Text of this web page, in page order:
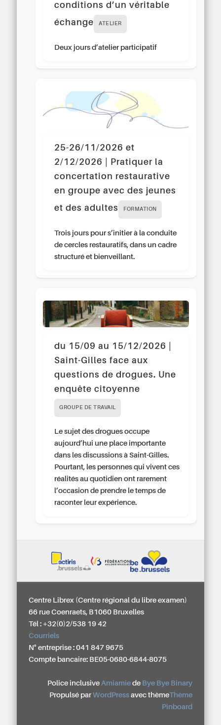
conditions d’un véritable
échange
ATELIER
Deux jours d’atelier participatif
25-26/11/2026 et
2/12/2026 | Pratiquer la
concertation restaurative
en groupe avec des jeunes
et des adultes
FORMATION
Trois jours pour s’initier à la conduite
de cercles restauratifs, dans un cadre
structuré et bienveillant.
du 15/09 au 15/12/2026 |
Saint-Gilles face aux
questions de drogues. Une
enquête citoyenne
GROUPE DE TRAVAIL
Le sujet des drogues occupe
aujourd’hui une place importante
dans les discussions à Saint-Gilles.
Pourtant, les personnes qui vivent ces
réalités au quotidien ont rarement
l’occasion de prendre le temps de
raconter leur expérience.
Centre Librex (Centre régional du libre examen)
66 rue Coenraets, B1060 Bruxelles
Tél : +32(0)2/538 19 42
Courriels
N° entreprise : 041 847 9675
Compte bancaire: BE05-0680-6844-8075
Police inclusive Amiamiede Bye Bye Binary
Propulsé par WordPressavec thèmeThème
Pinboard